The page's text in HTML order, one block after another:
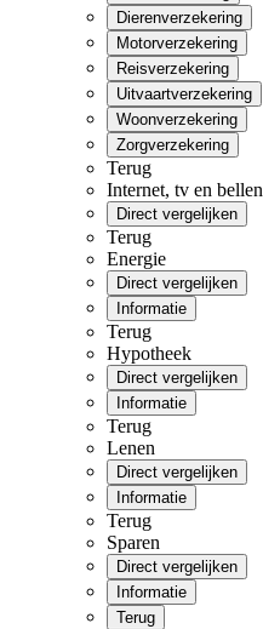
Dierenverzekering
Motorverzekering
Reisverzekering
Uitvaartverzekering
Woonverzekering
Zorgverzekering
Terug
Internet, tv en bellen
Direct vergelijken
Terug
Energie
Direct vergelijken
Informatie
Terug
Hypotheek
Direct vergelijken
Informatie
Terug
Lenen
Direct vergelijken
Informatie
Terug
Sparen
Direct vergelijken
Informatie
Terug